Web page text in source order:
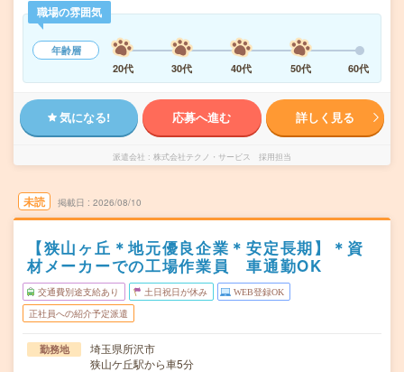
職場の雰囲気
年齢層
20代
30代 40代 50代 60代
気になる! 応募へ進む 詳しく見る
派遣会社 株式会社テクノ・サービス 採用担当
未読 掲載日 2026/08/10
【狭山ヶ丘＊地元優良企業＊安定長期】＊資
材メーカーでの工場作業員 車通勤OK
交通費別途支給あり 土日祝日が休み WEB登録OK
正社員への紹介予定派遣
勤務地
埼玉県所沢市
狭山ケ丘駅から車5分